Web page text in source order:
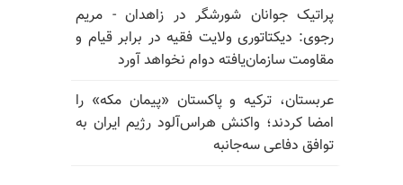
پراتیک جوانان شورشگر در زاهدان - مریم
رجوی: دیکتاتوری ولایت فقیه در برابر قیام و
مقاومت سازمان‌یافته دوام نخواهد آورد
عربستان، ترکیه و پاکستان «پیمان مکه» را
امضا کردند؛ واکنش هراس‌آلود رژیم ایران به
توافق دفاعی سه‌جانبه